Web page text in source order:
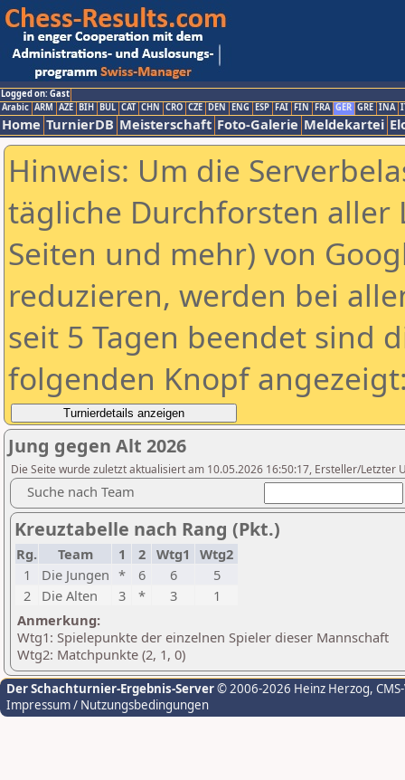
Logged on: Gast
Arabic ARM AZE BIH BUL CAT CHN CRO CZE DEN ENG ESP FAI FIN FRA GER GRE INA
Home TurnierDB Meisterschaft Foto-Galerie Meldekartei
Hinweis: Um die
tägliche Durchforsten aller
Seiten und mehr) von
reduzieren, werden bei
seit 5 Tagen beendet sind
folgenden Knopf
Jung gegen Alt 2026
Die Seite wurde zuletzt aktualisiert am 10.05.2026 16:50:17, Ersteller/Letzter
Suche nach Team
Kreuztabelle nach Rang (Pkt.)
Rg. Team 1 2 Wtg1
Wtg2
1
Die Jungen * 6 6
5
2
Die Alten 3 * 3
1
Anmerkung:
Wtg1: Spielepunkte der einzelnen Spieler dieser Mannschaft
Wtg2: Matchpunkte (2, 1, 0)
Der Schachturnier-Ergebnis-Server© 2006-2026 Heinz Herzog,
Impressum / Nutzungsbedingungen